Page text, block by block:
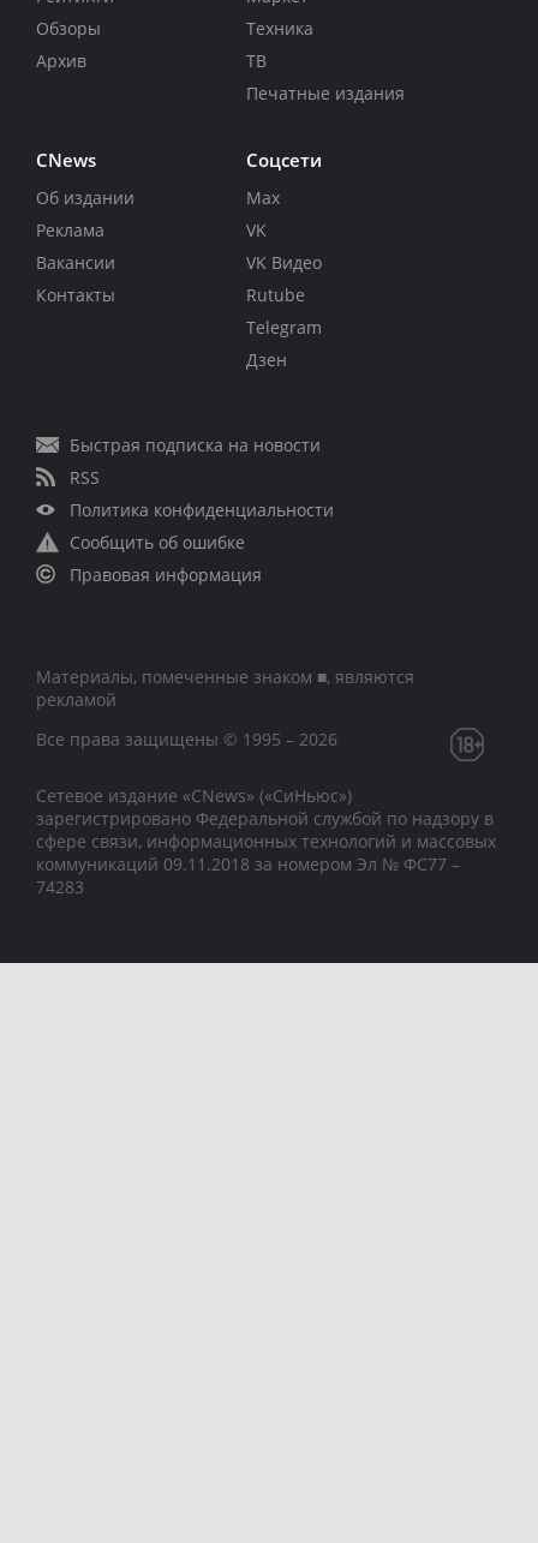
Обзоры
Архив
Техника
ТВ
Печатные издания
CNews
Об издании
Реклама
Вакансии
Контакты
Соцсети
Max
VK
VK Видео
Rutube
Telegram
Дзен
Быстрая подписка на новости
RSS
Политика конфиденциальности
Сообщить об ошибке
Правовая информация
Материалы, помеченные знаком ■, являются
рекламой
Все права защищены © 1995 – 2026
Сетевое издание «CNews» («СиНьюс»)
зарегистрировано Федеральной службой по надзору в
сфере связи, информационных технологий и массовых
коммуникаций 09.11.2018 за номером Эл № ФС77 –
74283